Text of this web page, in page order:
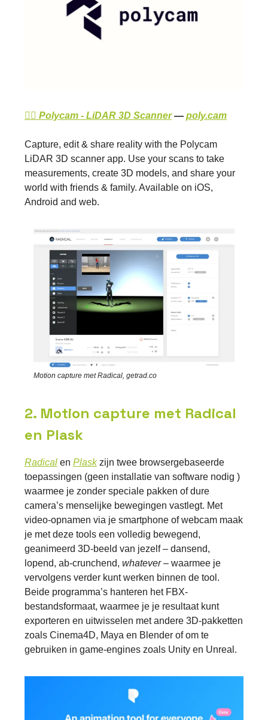
👉🏽 Polycam - LiDAR 3D Scanner— poly.cam
Capture, edit & share reality with the Polycam
LiDAR 3D scanner app. Use your scans to take
measurements, create 3D models, and share your
world with friends & family. Available on iOS,
Android and web.
Motion capture met Radical, getrad.co
2. Motion capture met Radical
en Plask
Radical en Plaskzijn twee browsergebaseerde
toepassingen (geen installatie van software nodig )
waarmee je zonder speciale pakken of dure
camera’s menselijke bewegingen vastlegt. Met
video-opnamen via je smartphone of webcam maak
je met deze tools een volledig bewegend,
geanimeerd 3D-beeld van jezelf – dansend,
lopend, ab-crunchend, whatever– waarmee je
vervolgens verder kunt werken binnen de tool.
Beide programma’s hanteren het FBX-
bestandsformaat, waarmee je je resultaat kunt
exporteren en uitwisselen met andere 3D-pakketten
zoals Cinema4D, Maya en Blender of om te
gebruiken in game-engines zoals Unity en Unreal.